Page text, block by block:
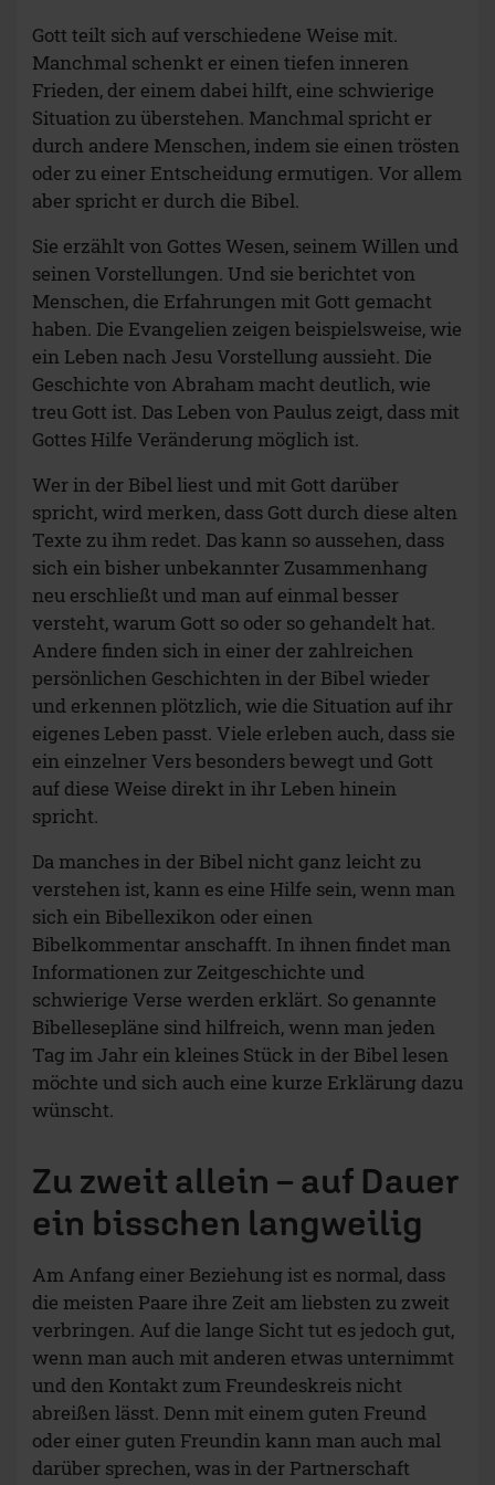
Gott teilt sich auf verschiedene Weise mit.
Manchmal schenkt er einen tiefen inneren
Frieden, der einem dabei hilft, eine schwierige
Situation zu überstehen. Manchmal spricht er
durch andere Menschen, indem sie einen trösten
oder zu einer Entscheidung ermutigen. Vor allem
aber spricht er durch die Bibel.
Sie erzählt von Gottes Wesen, seinem Willen und
seinen Vorstellungen. Und sie berichtet von
Menschen, die Erfahrungen mit Gott gemacht
haben. Die Evangelien zeigen beispielsweise, wie
ein Leben nach Jesu Vorstellung aussieht. Die
Geschichte von Abraham macht deutlich, wie
treu Gott ist. Das Leben von Paulus zeigt, dass mit
Gottes Hilfe Veränderung möglich ist.
Wer in der Bibel liest und mit Gott darüber
spricht, wird merken, dass Gott durch diese alten
Texte zu ihm redet. Das kann so aussehen, dass
sich ein bisher unbekannter Zusammenhang
neu erschließt und man auf einmal besser
versteht, warum Gott so oder so gehandelt hat.
Andere finden sich in einer der zahlreichen
persönlichen Geschichten in der Bibel wieder
und erkennen plötzlich, wie die Situation auf ihr
eigenes Leben passt. Viele erleben auch, dass sie
ein einzelner Vers besonders bewegt und Gott
auf diese Weise direkt in ihr Leben hinein
spricht.
Da manches in der Bibel nicht ganz leicht zu
verstehen ist, kann es eine Hilfe sein, wenn man
sich ein Bibellexikon oder einen
Bibelkommentar anschafft. In ihnen findet man
Informationen zur Zeitgeschichte und
schwierige Verse werden erklärt. So genannte
Bibellesepläne sind hilfreich, wenn man jeden
Tag im Jahr ein kleines Stück in der Bibel lesen
möchte und sich auch eine kurze Erklärung dazu
wünscht.
Zu zweit allein – auf Dauer
ein bisschen langweilig
Am Anfang einer Beziehung ist es normal, dass
die meisten Paare ihre Zeit am liebsten zu zweit
verbringen. Auf die lange Sicht tut es jedoch gut,
wenn man auch mit anderen etwas unternimmt
und den Kontakt zum Freundeskreis nicht
abreißen lässt. Denn mit einem guten Freund
oder einer guten Freundin kann man auch mal
darüber sprechen, was in der Partnerschaft